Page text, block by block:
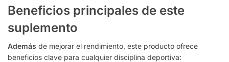
Beneficios principales de este
suplemento
Además de mejorar el rendimiento, este producto ofrece
beneficios clave para cualquier disciplina deportiva: